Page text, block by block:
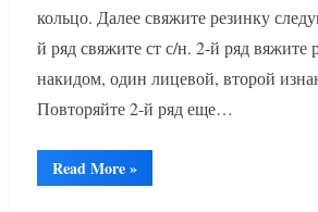
кольцо. Далее свяжите резинку
й ряд свяжите ст с/н. 2-й ряд вяжите
накидом, один лицевой, второй
Повторяйте 2-й ряд еще…
Read More“Вязание
носков
»